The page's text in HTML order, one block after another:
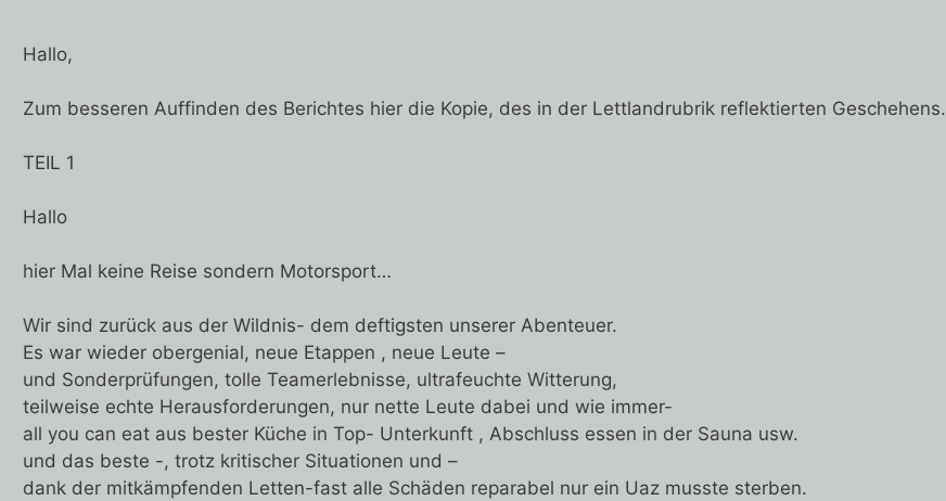
Hallo,
Zum besseren Auffinden des Berichtes hier die Kopie, des in der Lettlandrubrik reflektierten Geschehens.
TEIL 1
Hallo
hier Mal keine Reise sondern Motorsport…
Wir sind zurück aus der Wildnis- dem deftigsten unserer Abenteuer.
Es war wieder obergenial, neue Etappen , neue Leute –
und Sonderprüfungen, tolle Teamerlebnisse, ultrafeuchte Witterung,
teilweise echte Herausforderungen, nur nette Leute dabei und wie immer-
all you can eat aus bester Küche in Top- Unterkunft , Abschluss essen in der Sauna usw.
und das beste -, trotz kritischer Situationen und –
dank der mitkämpfenden Letten-fast alle Schäden reparabel nur ein Uaz musste sterben.